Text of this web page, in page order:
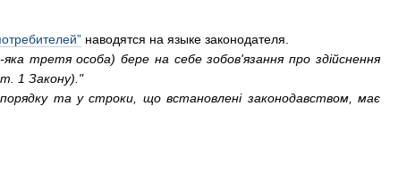
наводятся на языке законодателя.
третя особа) бере на себе зобов'язання про здійснення
1 Закону)."
та у строки, що встановлені законодавством, має